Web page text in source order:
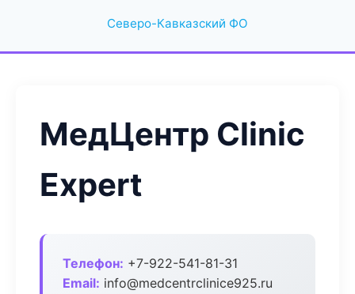
Северо-Кавказский ФО
МедЦентр Clinic
Expert
Телефон: +7-922-541-81-31
Email: info@medcentrclinice925.ru